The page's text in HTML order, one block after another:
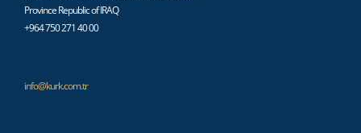
Province Republic of IRAQ
+964 750 271 40 00
info@kurk.com.tr